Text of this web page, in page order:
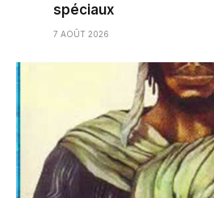
spéciaux
7 AOÛT 2026